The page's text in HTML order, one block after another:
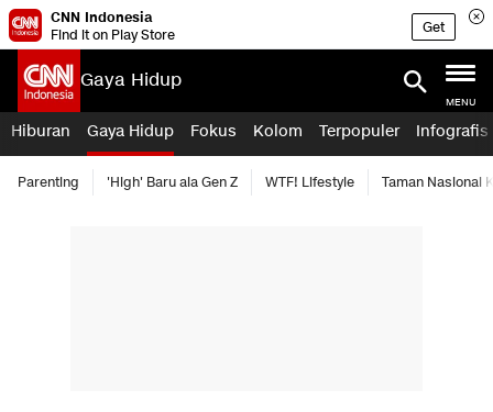
CNN Indonesia
Find it on Play Store
Get
Gaya Hidup
MENU
Hiburan Gaya Hidup Fokus Kolom Terpopuler Infografis
Parenting 'High' Baru ala Gen Z WTF! Lifestyle Taman Nasional